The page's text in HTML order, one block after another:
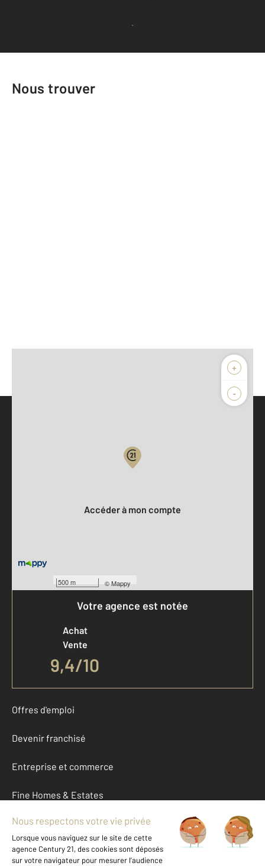
Voir tous les avis clients
Nous trouver
+
-
500 m ©Mappy
Accéder à mon compte
Votre agence est notée
Achat
Vente
9,4/10
Offres d'emploi
Devenir franchisé
Entreprise et commerce
Fine Homes & Estates
À propos
International